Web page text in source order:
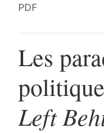
PDF
Les
Left